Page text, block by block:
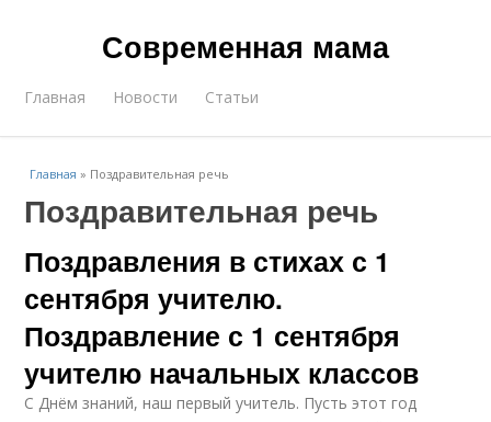
Современная мама
Главная Новости Статьи
Главная » Поздравительная речь
Поздравительная речь
Поздравления в стихах с 1
сентября учителю.
Поздравление с 1 сентября
учителю начальных классов
С Днём знаний, наш первый учитель. Пусть этот год